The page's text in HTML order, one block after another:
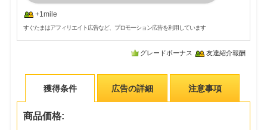
+1mile
すぐたまはアフィリエイト広告など、プロモーション広告を利用しています
グレードボーナス 友達紹介報酬
獲得条件 広告の詳細 注意事項
商品価格: